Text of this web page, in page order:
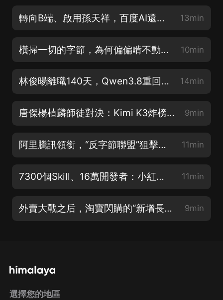
轉向B端、啟用孫天祥，百度AI還剩幾張底牌？ 13min
橫掃一切的字節，為何偏偏啃不動付費網文？ 10min
林俊暘離職140天，Qwen3.8重回開源，阿里大模型還能打嗎？ 14min
唐傑楊植麟師徒對決：Kimi K3炸榜，智譜蒸發3000億 9min
阿里騰訊領銜，“反字節聯盟”狙擊Seedance？ 11min
7300個Skill、16萬開發者：小紅書開始種“AI” 11min
外賣大戰之后，淘寶閃購的“新增長極” 9min
選擇您的地區